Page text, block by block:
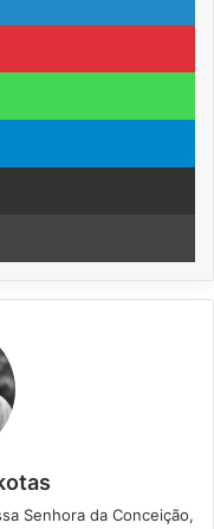
Senhora da Conceição,